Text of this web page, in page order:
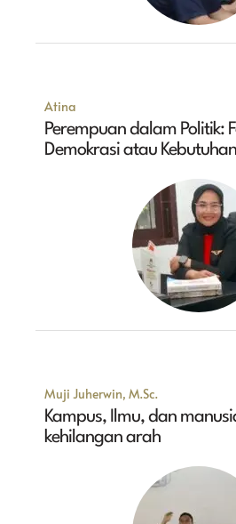
Atina
Perempuan dalam Politik:
Demokrasi atau
Muji Juherwin, M.Sc.
Kampus, Ilmu, dan
kehilangan arah